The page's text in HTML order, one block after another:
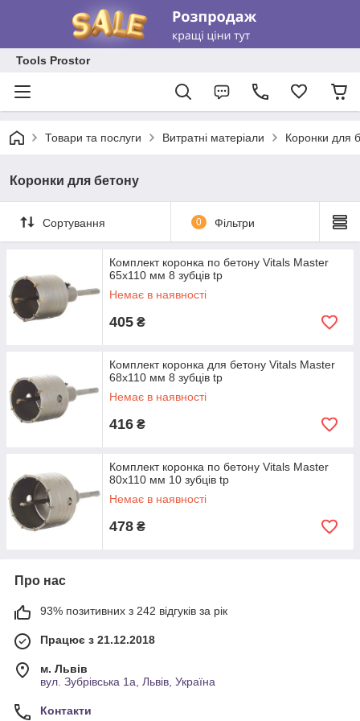
Tools Prostor
Товари та послуги Витратні матеріали Коронки для
Коронки для бетону
Сортування 0 Фільтри
Комплект коронка по бетону Vitals Master
65х110 мм 8 зубців tp
Немає в наявності
405 ₴
Комплект коронка для бетону Vitals Master
68х110 мм 8 зубців tp
Немає в наявності
416 ₴
Комплект коронка по бетону Vitals Master
80х110 мм 10 зубців tp
Немає в наявності
478 ₴
Про нас
93% позитивних з 242 відгуків за рік
Працює з 21.12.2018
м. Львів
вул. Зубрівська 1а, Львів, Україна
Контакти